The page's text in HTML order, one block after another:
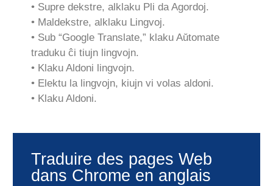
• Supre dekstre, alklaku Pli da Agordoj.
• Maldekstre, alklaku Lingvoj.
• Sub “Google Translate,” klaku Aŭtomate
traduku ĉi tiujn lingvojn.
• Klaku Aldoni lingvojn.
• Elektu la lingvojn, kiujn vi volas aldoni.
• Klaku Aldoni.
Traduire des pages Web
dans Chrome en anglais